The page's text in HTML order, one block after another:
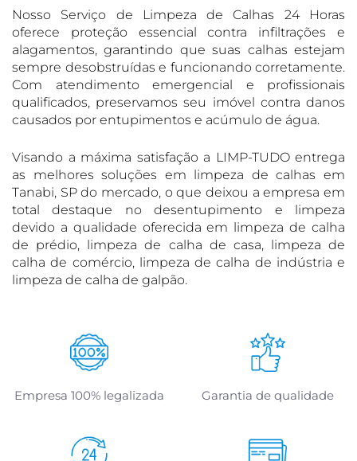
Nosso Serviço de Limpeza de Calhas 24 Horas
oferece proteção essencial contra infiltrações e
alagamentos, garantindo que suas calhas estejam
sempre desobstruídas e funcionando corretamente.
Com atendimento emergencial e profissionais
qualificados, preservamos seu imóvel contra danos
causados por entupimentos e acúmulo de água.
Visando a máxima satisfação a LIMP-TUDO entrega
as melhores soluções em limpeza de calhas em
Tanabi, SP do mercado, o que deixou a empresa em
total destaque no desentupimento e limpeza
devido a qualidade oferecida em limpeza de calha
de prédio, limpeza de calha de casa, limpeza de
calha de comércio, limpeza de calha de indústria e
limpeza de calha de galpão.
Empresa 100% legalizada Garantia de qualidade